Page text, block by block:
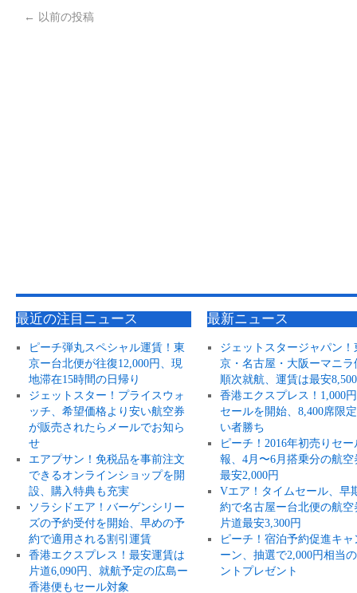
← 以前の投稿
最近の注目ニュース
ピーチ弾丸スペシャル運賃！東
京ー台北便が往復12,000円、現
地滞在15時間の日帰り
ジェットスター！プライスウォ
ッチ、希望価格より安い航空券
が販売されたらメールでお知ら
せ
エアプサン！免税品を事前注文
できるオンラインショップを開
設、購入特典も充実
ソラシドエア！バーゲンシリー
ズの予約受付を開始、早めの予
約で適用される割引運賃
香港エクスプレス！最安運賃は
片道6,090円、就航予定の広島ー
香港便もセール対象
最新ニュース
ジェットスタージャパン！
京・名古屋・大阪ーマニラ
順次就航、運賃は最安
香港エクスプレス！1,000
セールを開始、8,400席限
い者勝ち
ピーチ！2016年初売りセー
報、4月〜6月搭乗分の航空
最安2,000円
Vエア！タイムセール、早
約で名古屋ー台北便の航空
片道最安3,300円
ピーチ！宿泊予約促進キャ
ーン、抽選で2,000円相当
ントプレゼント